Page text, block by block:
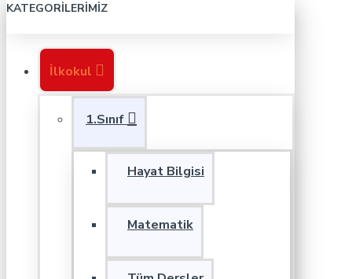
KATEGORILERIMIZ
İlkokul
1.Sınıf
Hayat Bilgisi
Matematik